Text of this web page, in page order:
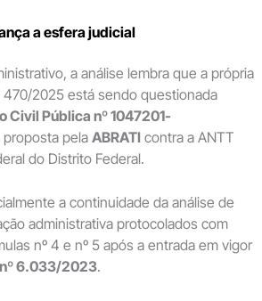
a esfera judicial
a análise lembra que a própria
470/2025 está sendo questionada
Civil Pública nº 1047201-
proposta pela ABRATIcontra a ANTT
do Distrito Federal.
a continuidade da análise de
administrativa protocolados com
nº 4 e nº 5 após a entrada em vigor
6.033/2023.